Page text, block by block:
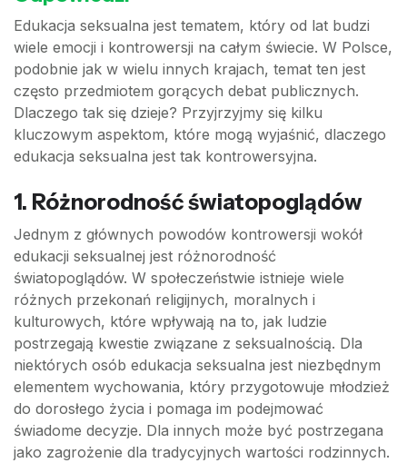
Edukacja seksualna jest tematem, który od lat budzi
wiele emocji i kontrowersji na całym świecie. W Polsce,
podobnie jak w wielu innych krajach, temat ten jest
często przedmiotem gorących debat publicznych.
Dlaczego tak się dzieje? Przyjrzyjmy się kilku
kluczowym aspektom, które mogą wyjaśnić, dlaczego
edukacja seksualna jest tak kontrowersyjna.
1. Różnorodność światopoglądów
Jednym z głównych powodów kontrowersji wokół
edukacji seksualnej jest różnorodność
światopoglądów. W społeczeństwie istnieje wiele
różnych przekonań religijnych, moralnych i
kulturowych, które wpływają na to, jak ludzie
postrzegają kwestie związane z seksualnością. Dla
niektórych osób edukacja seksualna jest niezbędnym
elementem wychowania, który przygotowuje młodzież
do dorosłego życia i pomaga im podejmować
świadome decyzje. Dla innych może być postrzegana
jako zagrożenie dla tradycyjnych wartości rodzinnych.